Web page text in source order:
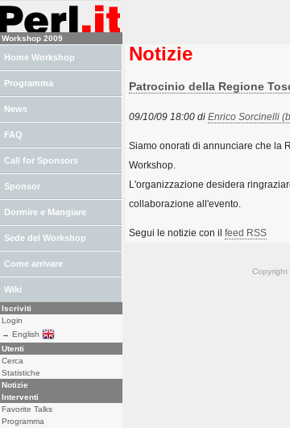
Notizie
Patrocinio della Regione
09/10/09 18:00 di Enrico Sorcinelli
Siamo onorati di annunciare che la
Workshop.
L'organizzazione desidera
collaborazione all'evento.
Segui le notizie con il feed RSS
Copyright
Workshop 2009
Home Workshop
Programma
News
FAQ
Call for Sponsors
Sponsor
Dormire e Mangiare
Sede del Workshop
Come arrivare
Wiki
Iscriviti
Login
→ English
Utenti
Cerca
Statistiche
Notizie
Interventi
Favorite Talks
Programma